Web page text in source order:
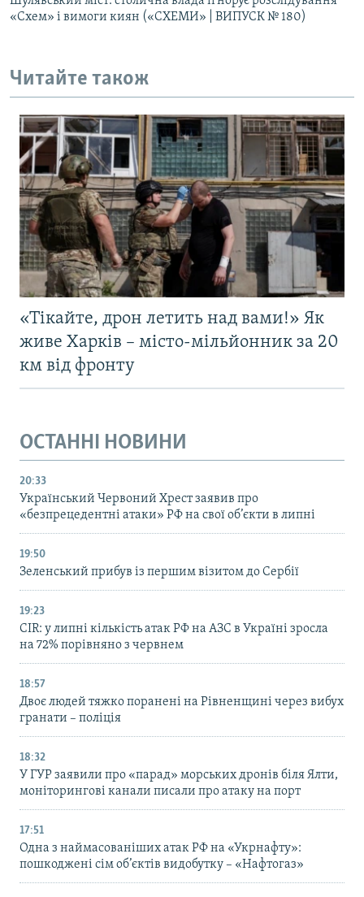
«Схем» і вимоги киян («СХЕМИ» | ВИПУСК № 180)
Читайте також
«Тікайте, дрон летить над вами!» Як
живе Харків – місто-мільйонник за 20
км від фронту
ОСТАННІ НОВИНИ
20:33
Український Червоний Хрест заявив про
«безпрецедентні атаки» РФ на свої об’єкти в липні
19:50
Зеленський прибув із першим візитом до Сербії
19:23
CIR: у липні кількість атак РФ на АЗС в Україні зросла
на 72% порівняно з червнем
18:57
Двоє людей тяжко поранені на Рівненщині через вибух
гранати – поліція
18:32
У ГУР заявили про «парад» морських дронів біля Ялти,
моніторингові канали писали про атаку на порт
17:51
Одна з наймасованіших атак РФ на «Укрнафту»:
пошкоджені сім об’єктів видобутку – «Нафтогаз»